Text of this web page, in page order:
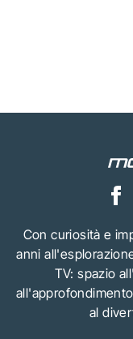
Con curiosità e
anni
TV: spazio
al